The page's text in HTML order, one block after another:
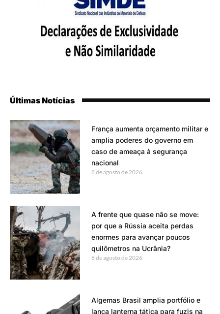
Últimas Notícias
França aumenta orçamento militar e
amplia poderes do governo em
caso de ameaça à segurança
nacional
8 de agosto de 2026
A frente que quase não se move:
por que a Rússia aceita perdas
enormes para avançar poucos
quilômetros na Ucrânia?
8 de agosto de 2026
Algemas Brasil amplia portfólio e
lança lanterna tática para fuzis na